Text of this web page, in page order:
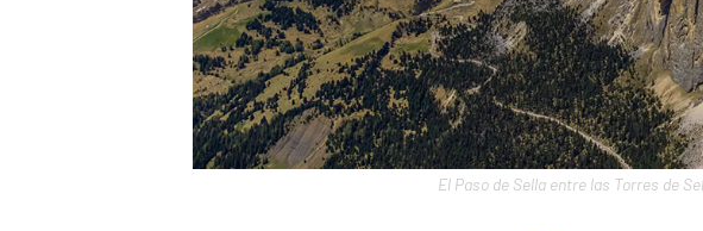
El Paso de Sella entre las Torres de